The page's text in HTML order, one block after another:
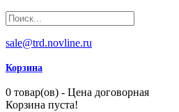
sale@trd.novline.ru
Корзина
0 товар(ов) - Цена договорная
Корзина пуста!